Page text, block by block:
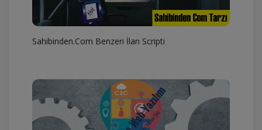
Sahibinden.Com Benzeri İlan Scripti